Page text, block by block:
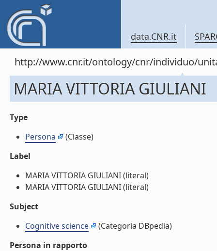
data.CNR.it
http://www.cnr.it/ontology/cnr/individuo/
MARIA VITTORIA GIULIANI
Type
Persona
(Classe)
Label
MARIA VITTORIA GIULIANI (literal)
MARIA VITTORIA GIULIANI (literal)
Subject
Cognitive science
(Categoria DBpedia)
Persona in rapporto